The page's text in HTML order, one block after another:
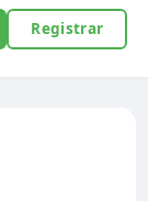
Registrar